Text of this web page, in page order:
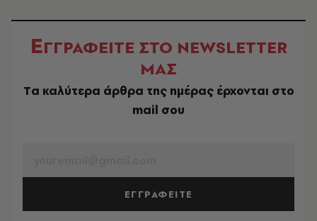
ΕΓΓΡΑΦΕΙΤΕ ΣΤΟ NEWSLETTER
ΜΑΣ
Tα καλύτερα άρθρα της ημέρας έρχονται στο
mail σου
ΕΓΓΡΑΦΕΙΤΕ